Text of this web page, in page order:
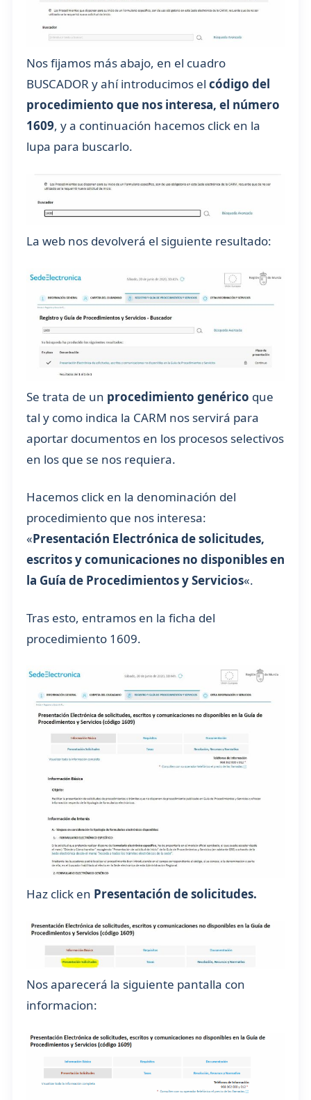
Nos fijamos más abajo, en el cuadro
BUSCADOR y ahí introducimos el código del
procedimiento que nos interesa, el número
1609, y a continuación hacemos click en la
lupa para buscarlo.
La web nos devolverá el siguiente resultado:
Se trata de un procedimiento genérico que
tal y como indica la CARM nos servirá para
aportar documentos en los procesos selectivos
en los que se nos requiera.
Hacemos click en la denominación del
procedimiento que nos interesa:
«Presentación Electrónica de solicitudes,
escritos y comunicaciones no disponibles en
la Guía de Procedimientos y Servicios«.
Tras esto, entramos en la ficha del
procedimiento 1609.
Haz click en Presentación de solicitudes.
Nos aparecerá la siguiente pantalla con
informacion: